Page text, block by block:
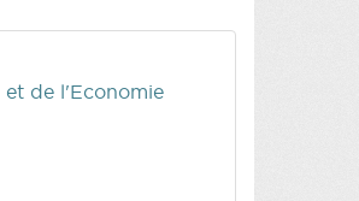
et de l'Economie